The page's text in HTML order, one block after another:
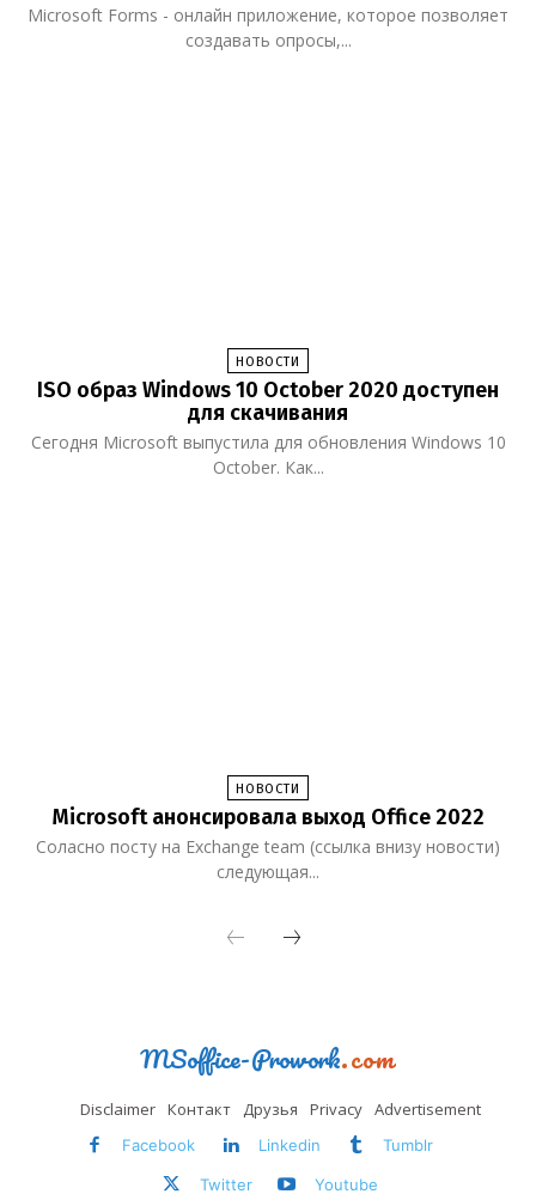
Microsoft Forms - онлайн приложение, которое позволяет
создавать опросы,...
НОВОСТИ
ISO образ Windows 10 October 2020 доступен
для скачивания
Сегодня Microsoft выпустила для обновления Windows 10
October. Как...
НОВОСТИ
Microsoft анонсировала выход Office 2022
Соласно посту на Exchange team (ссылка внизу новости)
следующая...
MSoffice-Prowork.com
Disclaimer Контакт Друзья Privacy Advertisement
Facebook Linkedin Tumblr
Twitter Youtube